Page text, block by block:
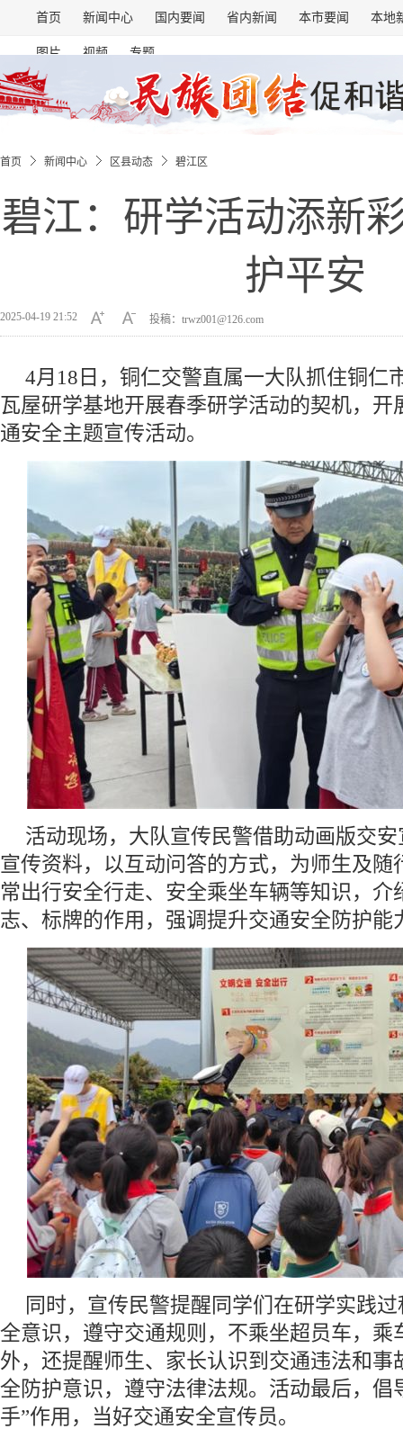
首页 新闻中心 国内要闻 省内新闻 本市要闻 本地
图片 视频 专题
首页 新闻中心 区县动态 碧江区
碧江：研学活动添新
护平安
2025-04-19 21:52 投稿：trwz001@126.com
4月18日，铜仁交警直属一大队抓住铜仁
瓦屋研学基地开展春季研学活动的契机，开
通安全主题宣传活动。
活动现场，大队宣传民警借助动画版交
宣传资料，以互动问答的方式，为师生及随
常出行安全行走、安全乘坐车辆等知识，介
志、标牌的作用，强调提升交通安全防护能
同时，宣传民警提醒同学们在研学实践
全意识，遵守交通规则，不乘坐超员车，乘
外，还提醒师生、家长认识到交通违法和事
全防护意识，遵守法律法规。活动最后，倡
手”作用，当好交通安全宣传员。